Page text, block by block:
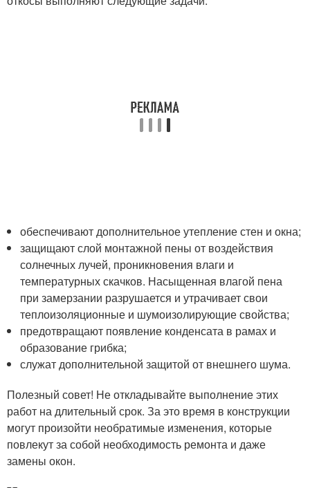
обеспечивают дополнительное утепление стен и окна;
защищают слой монтажной пены от воздействия
солнечных лучей, проникновения влаги и
температурных скачков. Насыщенная влагой пена
при замерзании разрушается и утрачивает свои
теплоизоляционные и шумоизолирующие свойства;
предотвращают появление конденсата в рамах и
образование грибка;
служат дополнительной защитой от внешнего шума.
Полезный совет! Не откладывайте выполнение этих
работ на длительный срок. За это время в конструкции
могут произойти необратимые изменения, которые
повлекут за собой необходимость ремонта и даже
замены окон.